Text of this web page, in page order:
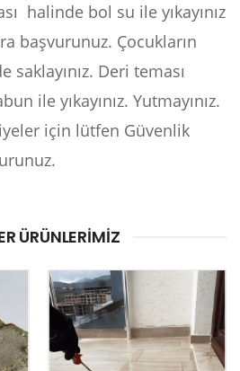
halinde bol su ile yıkayınız
başvurunuz. Çocukların
saklayınız. Deri teması
ile yıkayınız. Yutmayınız.
için lütfen Güvenlik
ÜRÜNLERIMIZ